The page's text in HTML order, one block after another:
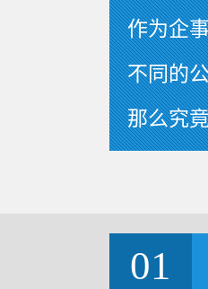
作为企
不同的
那么究
01